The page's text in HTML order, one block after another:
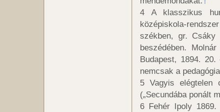
4 A klasszikus
középiskola-
székben, gr. Csáky
beszédében.
Budapest, 1894.
nemcsak a
5 Vagyis elégtelen
(„Secundába ponált
6 Fehér Ipoly